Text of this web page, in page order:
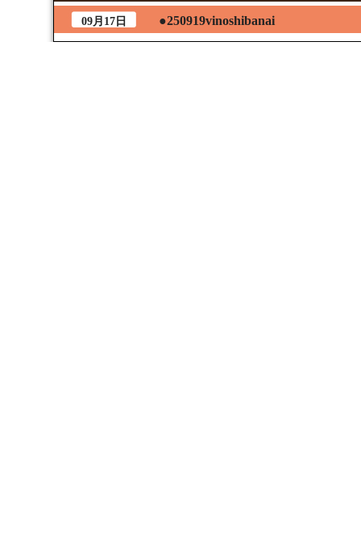
09月17日 ●250919vinoshibanai